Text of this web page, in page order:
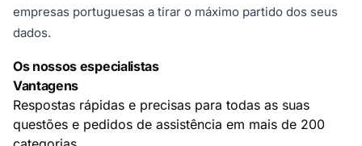
empresas portuguesas a tirar o máximo partido dos seus
dados.
Os nossos especialistas
Vantagens
Respostas rápidas e precisas para todas as suas
questões e pedidos de assistência em mais de 200